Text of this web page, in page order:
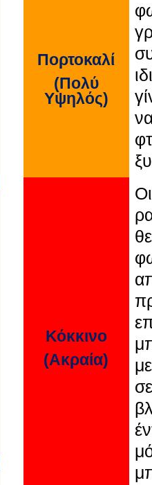
Πορτοκαλί
(Πολύ
Υψηλός)
Κόκκινο
(Ακραία)